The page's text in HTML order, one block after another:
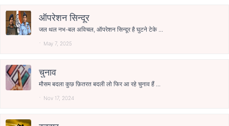
ऑपरेशन सिन्दूर
जल थल नभ-बल अविचल, ऑपरेशन सिन्दूर है घुटने टेके ...
May 7, 2025
चुनाव
Nov 17, 2024